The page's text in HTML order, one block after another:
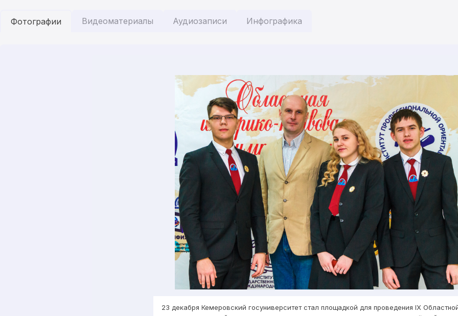
Фотографии Видеоматериалы Аудиозаписи Инфографика
23 декабря Кемеровский госуниверситет стал площадкой для проведения IX